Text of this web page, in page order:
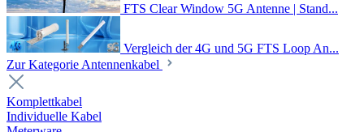
FTS Clear Window 5G Antenne | Stand...
Vergleich der 4G und 5G FTS Loop An...
Zur Kategorie Antennenkabel
Komplettkabel
Individuelle Kabel